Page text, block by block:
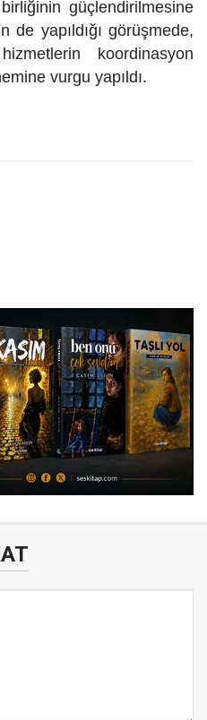
güçlendirilmesine
de yapıldığı görüşmede,
koordinasyon
vurgu yapıldı.